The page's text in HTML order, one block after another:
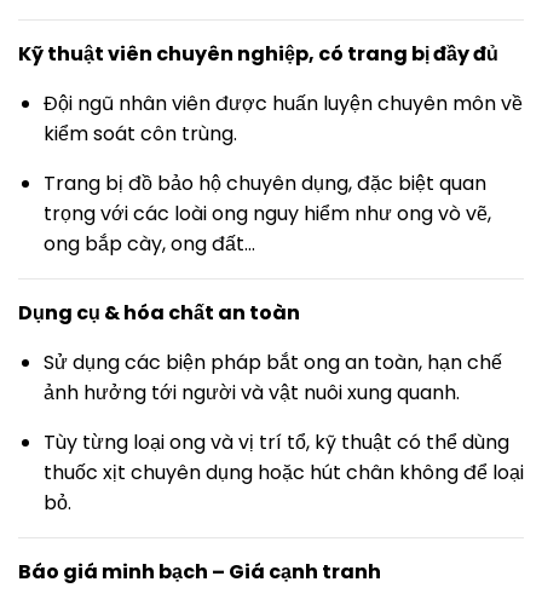
Kỹ thuật viên chuyên nghiệp, có trang bị đầy đủ
Đội ngũ nhân viên được huấn luyện chuyên môn về
kiểm soát côn trùng.
Trang bị đồ bảo hộ chuyên dụng, đặc biệt quan
trọng với các loài ong nguy hiểm như ong vò vẽ,
ong bắp cày, ong đất…
Dụng cụ & hóa chất an toàn
Sử dụng các biện pháp bắt ong an toàn, hạn chế
ảnh hưởng tới người và vật nuôi xung quanh.
Tùy từng loại ong và vị trí tổ, kỹ thuật có thể dùng
thuốc xịt chuyên dụng hoặc hút chân không để loại
bỏ.
Báo giá minh bạch – Giá cạnh tranh